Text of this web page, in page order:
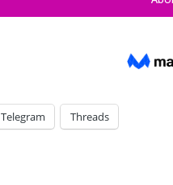
Telegram Threads